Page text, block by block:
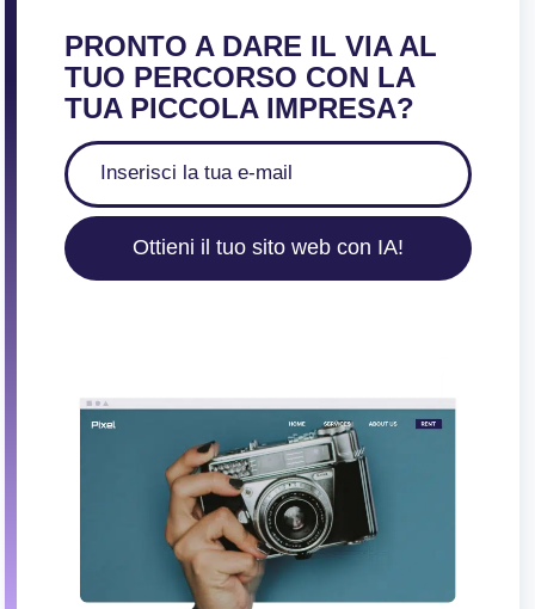
PRONTO A DARE IL VIA AL
TUO PERCORSO CON LA
TUA PICCOLA IMPRESA?
Ottieni il tuo sito web con IA!